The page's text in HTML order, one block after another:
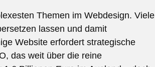
Themen im Webdesign. Viele
lassen und damit
Website erfordert strategische
das weit über die reine